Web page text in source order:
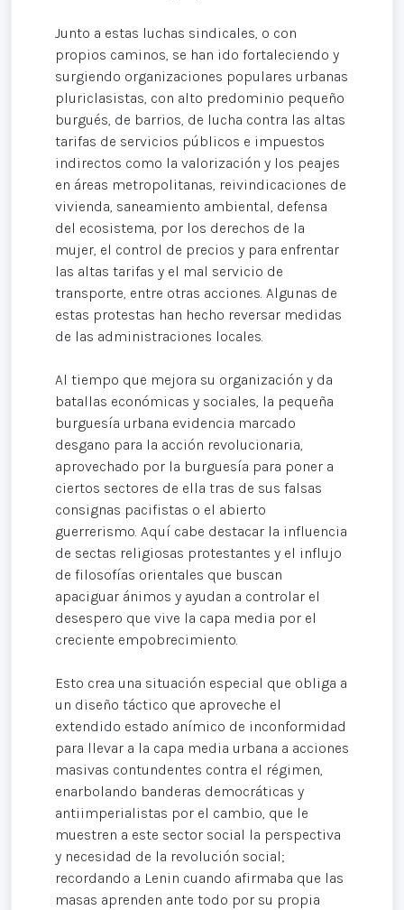
Junto a estas luchas sindicales, o con
propios caminos, se han ido fortaleciendo y
surgiendo organizaciones populares urbanas
pluriclasistas, con alto predominio pequeño
burgués, de barrios, de lucha contra las altas
tarifas de servicios públicos e impuestos
indirectos como la valorización y los peajes
en áreas metropolitanas, reivindicaciones de
vivienda, saneamiento ambiental, defensa
del ecosistema, por los derechos de la
mujer, el control de precios y para enfrentar
las altas tarifas y el mal servicio de
transporte, entre otras acciones. Algunas de
estas protestas han hecho reversar medidas
de las administraciones locales.
Al tiempo que mejora su organización y da
batallas económicas y sociales, la pequeña
burguesía urbana evidencia marcado
desgano para la acción revolucionaria,
aprovechado por la burguesía para poner a
ciertos sectores de ella tras de sus falsas
consignas pacifistas o el abierto
guerrerismo. Aquí cabe destacar la influencia
de sectas religiosas protestantes y el influjo
de filosofías orientales que buscan
apaciguar ánimos y ayudan a controlar el
desespero que vive la capa media por el
creciente empobrecimiento.
Esto crea una situación especial que obliga a
un diseño táctico que aproveche el
extendido estado anímico de inconformidad
para llevar a la capa media urbana a acciones
masivas contundentes contra el régimen,
enarbolando banderas democráticas y
antiimperialistas por el cambio, que le
muestren a este sector social la perspectiva
y necesidad de la revolución social;
recordando a Lenin cuando afirmaba que las
masas aprenden ante todo por su propia